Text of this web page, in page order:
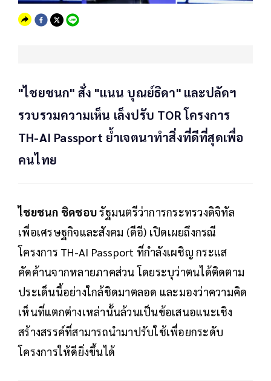
"ไชยชนก" สั่ง "แนน บุณย์ธิดา" และปลัดฯ
รวบรวมความเห็น เล็งปรับ TOR โครงการ
TH-AI Passport ย้ำเจตนาทำสิ่งที่ดีที่สุดเพื่อ
คนไทย
ไชยชนก ชิดชอบรัฐมนตรีว่าการกระทรวงดิจิทัล
เพื่อเศรษฐกิจและสังคม (ดีอี) เปิดเผยถึงกรณี
โครงการ TH-AI Passport ที่กำลังเผชิญ กระแส
คัดค้านจากหลายภาคส่วน โดยระบุว่าตนได้ติดตาม
ประเด็นนี้อย่างใกล้ชิดมาตลอด และมองว่าความคิด
เห็นที่แตกต่างเหล่านั้นล้วนเป็นข้อเสนอแนะเชิง
สร้างสรรค์ที่สามารถนำมาปรับใช้เพื่อยกระดับ
โครงการให้ดียิ่งขึ้นได้